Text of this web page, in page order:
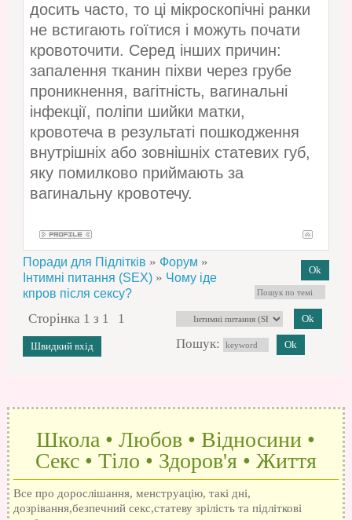
досить часто, то ці мікроскопічні ранки
не встигають гоїтися і можуть почати
кровоточити. Серед інших причин:
запалення тканин піхви через грубе
проникнення, вагітність, вагинальні
інфекції, поліпи шийки матки,
кровотеча в результаті пошкодження
внутрішніх або зовнішніх статевих губ,
яку помилково приймають за
вагинальну кровотечу.
Поради для Підлітків » Форум »
Інтимні питання (SEX) » Чому іде
кпров після сексу?
Сторінка 1 з 1
1
Пошук:
Школа • Любов • Відносини •
Секс • Тіло • Здоров'я • Життя
Все про дорослішання, менструацію, такі дні,
дозрівання,безпечний секс,статеву зрілість та підліткові